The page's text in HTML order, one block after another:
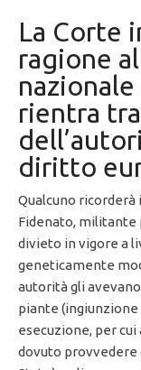
La Corte
ragione
rientra
diritto
Qualcuno ricorderà
Fidenato, militante
divieto in vigore a
geneticamente
autorità gli
piante (ingiunzione
esecuzione, per
dovuto provvedere